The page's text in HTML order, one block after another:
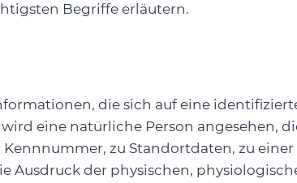
Begriffe erläutern.
die sich auf eine
wird eine natürliche Person
zu Standortdaten, zu
Ausdruck der physischen,